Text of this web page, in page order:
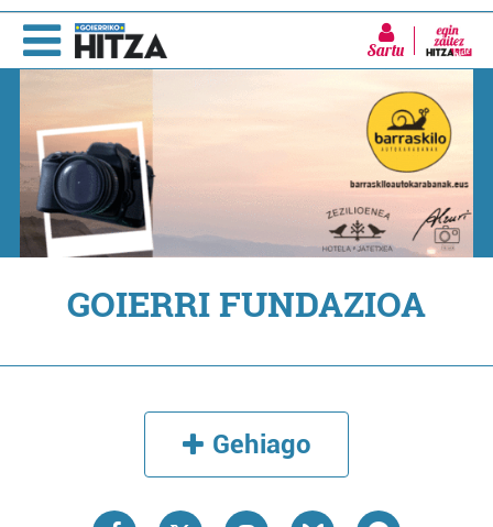
Sartu
GOIERRI FUNDAZIOA
Gehiago